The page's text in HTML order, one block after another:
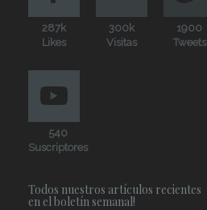
287k
Likes
300k
Visitas
1900
Tweets
540
Suscriptores
Todos nuestros artículos recientes
en el boletín semanal!